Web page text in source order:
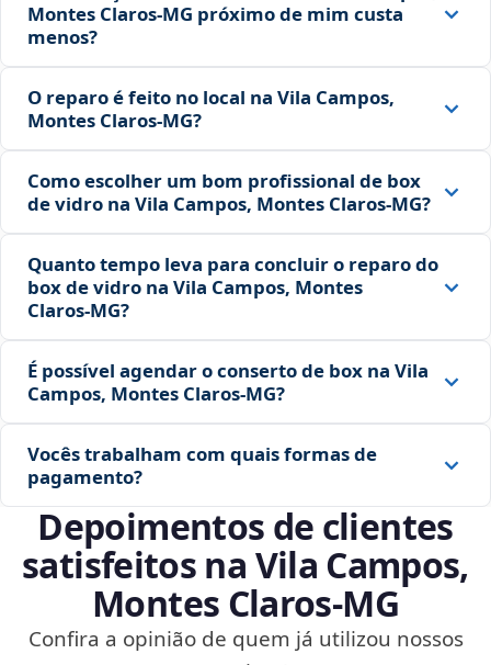
Montes Claros‑MG próximo de mim custa
menos?
O reparo é feito no local na Vila Campos,
Montes Claros‑MG?
Como escolher um bom profissional de box
de vidro na Vila Campos, Montes Claros‑MG?
Quanto tempo leva para concluir o reparo do
box de vidro na Vila Campos, Montes
Claros‑MG?
É possível agendar o conserto de box na Vila
Campos, Montes Claros‑MG?
Vocês trabalham com quais formas de
pagamento?
Depoimentos de clientes
satisfeitos na Vila Campos,
Montes Claros‑MG
Confira a opinião de quem já utilizou nossos